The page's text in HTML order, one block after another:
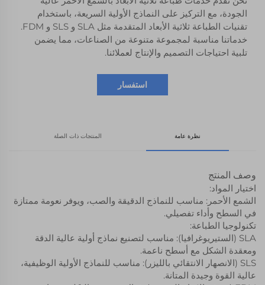
الجودة، مع التركيز على النماذج الأولية السريعة، باستخدام
تقنيات الطباعة ثلاثية الأبعاد المتقدمة مثل SLA و SLS و FDM.
خدماتنا مناسبة لمجموعة متنوعة من الصناعات، مما يضمن
تلبية احتياجات التصميم والإنتاج لعملائنا.
استفسار
نظرة عامة المنتجات ذات الصلة
وصف المنتج
اختيار المواد:
الشمع الأحمر: مناسب للنماذج الدقيقة والصب، ويوفر نعومة ممتازة
في السطح وأداء تفصيلي.
تكنولوجيا الطباعة:
SLA (الستيريوغرافيا): مناسب لتصنيع نماذج أولية عالية الدقة
ومعقدة الشكل مع أسطح ناعمة.
SLS (الانصهار الانتقائي بالليزر): مناسب للنماذج الأولية الوظيفية،
عالية القوة وجيدة المتانة.